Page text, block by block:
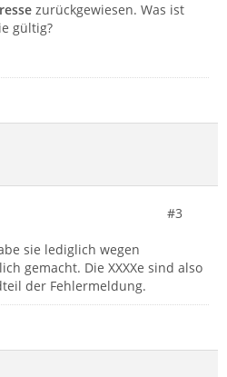
zurückgewiesen. Was ist
gültig?
#3
sie lediglich wegen
gemacht. Die XXXXe sind also
der Fehlermeldung.